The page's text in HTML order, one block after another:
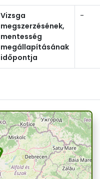
Vizsga
megszerzésének,
mentesség
megállapításának
időpontja
-